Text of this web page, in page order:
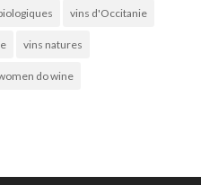
vins d'Occitanie
vins natures
do wine